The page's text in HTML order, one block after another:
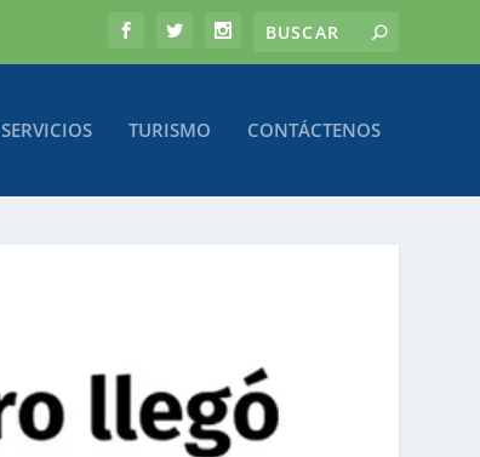
SERVICIOS TURISMO CONTÁCTENOS